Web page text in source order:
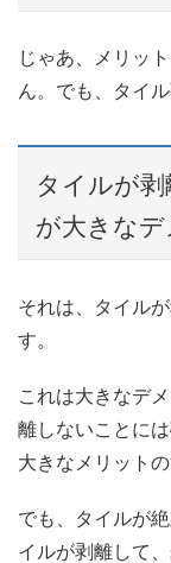
じゃあ、メリッ
ん。でも、タイ
タイルが
が大きなデ
それは、タイル
す。
これは大きなデ
離しないことに
大きなメリットの
でも、タイルが
イルが剥離して